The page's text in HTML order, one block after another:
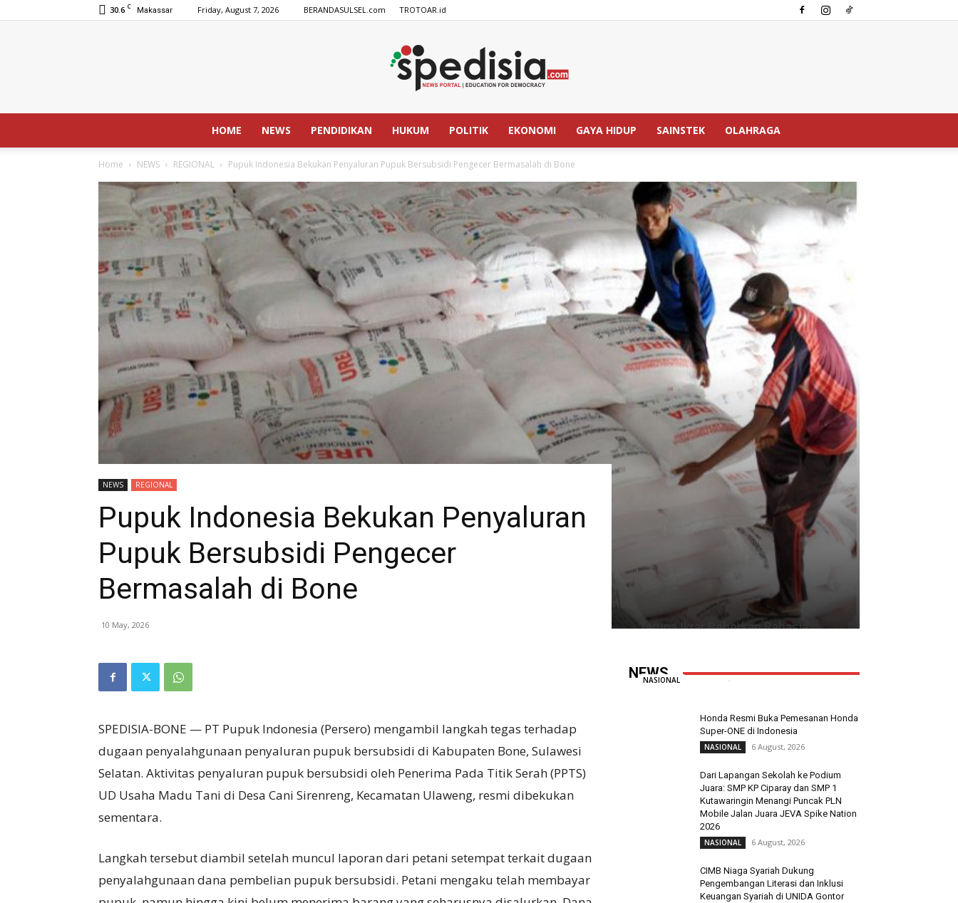
30.6 C Makassar Friday, August 7, 2026 BERANDASULSEL.com TROTOAR.id
SPEDISIA.com
HOME NEWS PENDIDIKAN HUKUM POLITIK EKONOMI GAYA HIDUP SAINSTEK OLAHRAGA
Home NEWS REGIONAL Pupuk Indonesia Bekukan Penyaluran Pupuk Bersubsidi Pengecer Bermasalah di Bone
NEWS REGIONAL
Pupuk Indonesia Bekukan Penyaluran
Pupuk Bersubsidi Pengecer
Bermasalah di Bone
10 May, 2026
SPEDISIA-BONE — PT Pupuk Indonesia (Persero) mengambil langkah tegas terhadap
dugaan penyalahgunaan penyaluran pupuk bersubsidi di Kabupaten Bone, Sulawesi
Selatan. Aktivitas penyaluran pupuk bersubsidi oleh Penerima Pada Titik Serah (PPTS)
UD Usaha Madu Tani di Desa Cani Sirenreng, Kecamatan Ulaweng, resmi dibekukan
sementara.
Langkah tersebut diambil setelah muncul laporan dari petani setempat terkait dugaan
penyalahgunaan dana pembelian pupuk bersubsidi. Petani mengaku telah membayar
NEWS
Taruna Ikrar Beberkan Rahasia
NASIONAL -
Honda Resmi Buka Pemesanan Honda
Super-ONE di Indonesia
NASIONAL 6 August, 2026
Dari Lapangan Sekolah ke Podium
Juara: SMP KP Ciparay dan SMP 1
Kutawaringin Menangi Puncak PLN
Mobile Jalan Juara JEVA Spike Nation
2026
NASIONAL 6 August, 2026
CIMB Niaga Syariah Dukung
Pengembangan Literasi dan Inklusi
Keuangan Syariah di UNIDA Gontor